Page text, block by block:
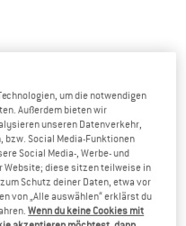
L XL XXL
um die notwendigen
Außerdem bieten wir
unseren Datenverkehr,
bzw. Social Media-Funktionen
Social Media-, Werbe- und
Website; diese sitzen teilweise in
Schutz deiner Daten, etwa vor
von „Alle auswählen“ erklärst du
Wenn du keine Cookies mit